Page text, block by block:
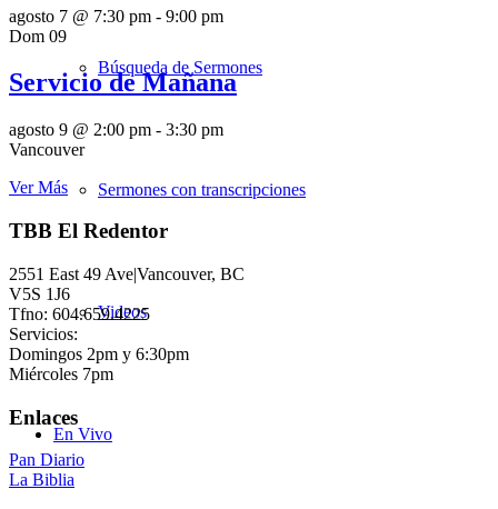
Búsqueda de Sermones
Sermones con transcripciones
Videos
En Vivo
agosto 7 @ 7:30 pm - 9:00 pm
Dom 09
Servicio de Mañana
agosto 9 @ 2:00 pm - 3:30 pm
Vancouver
Ver Más
TBB El Redentor
2551 East 49 Ave|Vancouver, BC
V5S 1J6
Tfno: 604.659.4225
Servicios:
Domingos 2pm y 6:30pm
Miércoles 7pm
Enlaces
Pan Diario
La Biblia